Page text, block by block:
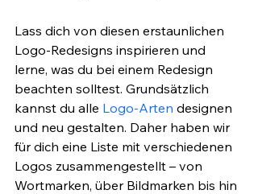
Lass dich von diesen erstaunlichen
Logo-Redesigns inspirieren und
lerne, was du bei einem Redesign
beachten solltest. Grundsätzlich
kannst du alle Logo-Arten designen
und neu gestalten. Daher haben wir
für dich eine Liste mit verschiedenen
Logos zusammengestellt – von
Wortmarken, über Bildmarken bis hin